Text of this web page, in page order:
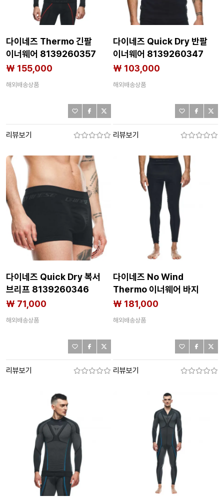
다이네즈 Thermo 긴팔
이너웨어 8139260357
₩ 155,000
해외배송상품
리뷰보기
다이네즈 Quick Dry 반팔
이너웨어 8139260347
₩ 103,000
해외배송상품
리뷰보기
다이네즈 Quick Dry 복서
브리프 8139260346
₩ 71,000
해외배송상품
리뷰보기
다이네즈 No Wind
Thermo 이너웨어 바지
8139260345
₩ 181,000
해외배송상품
리뷰보기